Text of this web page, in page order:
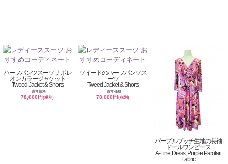
ハーフパンツスーツ ナポレ
オンカラージャケット
Tweed Jacket & Shorts
通常価格
78,000円(税別)
ツイードのハーフパンツス
ーツ
Tweed Jacket & Shorts
通常価格
78,000円(税別)
パープルプッチ生地の長袖
ドールワンピース
A-Line Dress, Purple Parolari
Fabric